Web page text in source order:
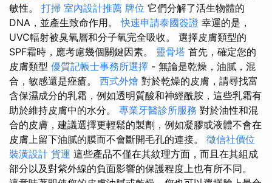
敏性。 打掃 室內設計推薦 牌位 它們分解了活生物體的
DNA，並產生致命作用。快速申請泰國簽證 幸運的是，
UVC輻射被臭氧層和分子氧完全吸收。 選擇皮膚類型的
SPF霜時，應考慮幾個關鍵因素。 靈骨塔 首先，確定您的
皮膚類型 優質記帳士事務所選擇 - 無論是乾燥，油膩，混
合，敏感還是痤瘡。 西式外燴 對於乾燥的皮膚，請尋找富
含保濕成分的乳霜，例如透明質酸和神經酰胺，這些乳霜有
助於維持皮膚中的水分。 專業牙醫診所服務 對於油性和混
合的皮膚，建議選擇更輕鬆的製劑，例如凝膠或液體不會在
皮膚上留下油膩的膜而不會斷開毛孔的連接。 徵信社價位
裝潢設計 貨運 這些產品不僅在其紋理方面，而且在其組成
部分以及對紫外線的負面影響的保護程度上也有所不同。